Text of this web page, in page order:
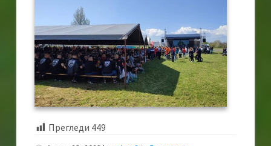
Прегледи 449